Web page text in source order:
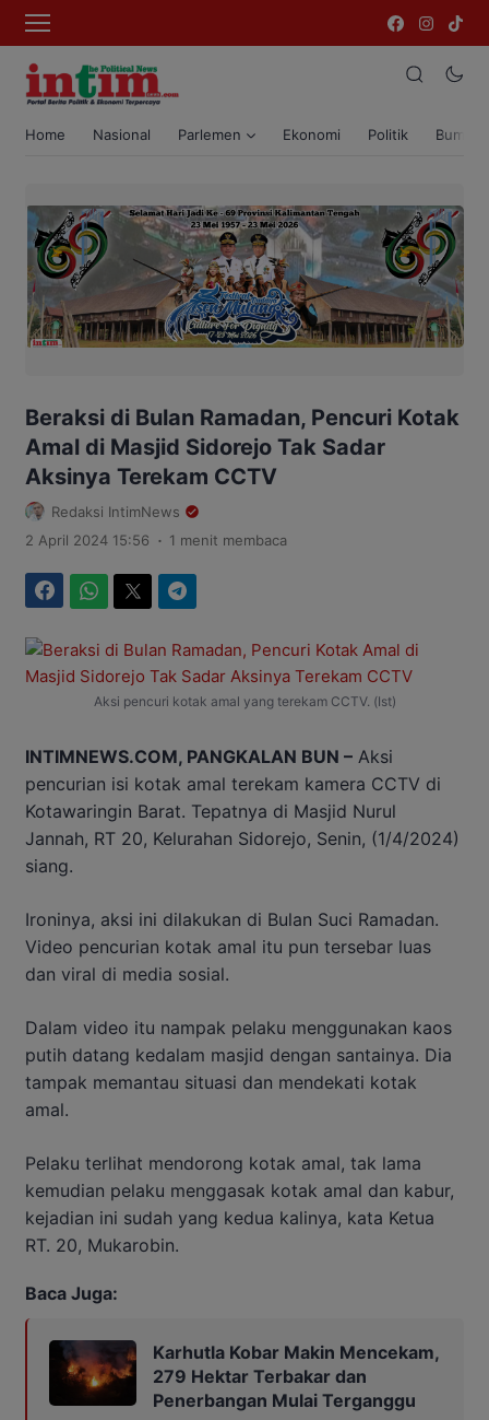
Home Nasional Parlemen Ekonomi Politik Bumi
Beraksi di Bulan Ramadan, Pencuri Kotak
Amal di Masjid Sidorejo Tak Sadar
Aksinya Terekam CCTV
Redaksi IntimNews
2 April 2024 15:56 . 1 menit membaca
Aksi pencuri kotak amal yang terekam CCTV. (Ist)
INTIMNEWS.COM, PANGKALAN BUN – Aksi
pencurian isi kotak amal terekam kamera CCTV di
Kotawaringin Barat. Tepatnya di Masjid Nurul
Jannah, RT 20, Kelurahan Sidorejo, Senin, (1/4/2024)
siang.
Ironinya, aksi ini dilakukan di Bulan Suci Ramadan.
Video pencurian kotak amal itu pun tersebar luas
dan viral di media sosial.
Dalam video itu nampak pelaku menggunakan kaos
putih datang kedalam masjid dengan santainya. Dia
tampak memantau situasi dan mendekati kotak
amal.
Pelaku terlihat mendorong kotak amal, tak lama
kemudian pelaku menggasak kotak amal dan kabur,
kejadian ini sudah yang kedua kalinya, kata Ketua
RT. 20, Mukarobin.
Baca Juga:
Karhutla Kobar Makin Mencekam,
279 Hektar Terbakar dan
Penerbangan Mulai Terganggu